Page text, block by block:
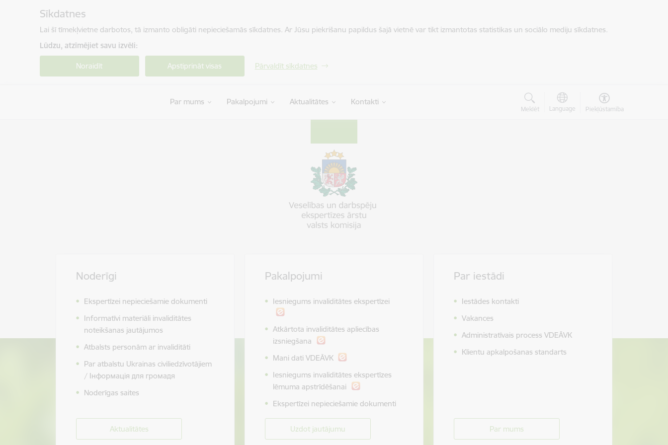
Sīkdatnes
Lai šī tīmekļvietne darbotos, tā izmanto obligāti nepieciešamās sīkdatnes. Ar Jūsu piekrišanu papildus šajā vietnē var tikt izmantotas statistikas un sociālo mediju sīkdatnes.
Lūdzu, atzīmējiet savu izvēli:
Noraidīt Apstiprināt visas Pārvaldīt sīkdatnes
Par mums Pakalpojumi Aktualitātes Kontakti
Meklēt Language Piekļūstamība
Noderīgi
Ekspertīzei nepieciešamie dokumenti
Informatīvi materiāli invaliditātes
noteikšanas jautājumos
Atbalsts personām ar invaliditāti
Par atbalstu Ukrainas civiliedzīvotājiem
/ Інформація для громадя
Noderīgas saites
Aktualitātes
Pakalpojumi
Iesniegums invaliditātes ekspertīzei
Atkārtota invaliditātes apliecības
izsniegšana
Mani dati VDEĀVK
Iesniegums invaliditātes ekspertīzes
lēmuma apstrīdēšanai
Ekspertīzei nepieciešamie dokumenti
Uzdot jautājumu
Par iestādi
Iestādes kontakti
Vakances
Administratīvais process VDEĀVK
Klientu apkalpošanas standarts
Par mums